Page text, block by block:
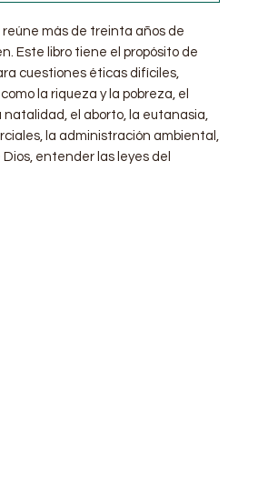
reúne más de treinta años de
Este libro tiene el propósito de
cuestiones éticas difíciles,
la riqueza y la pobreza, el
el aborto, la eutanasia,
la administración ambiental,
entender las leyes del